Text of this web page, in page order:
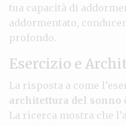
tua capacità di
addormentato,
profondo.
Esercizio e
La risposta a come
architettura del sonno
La ricerca mostra che